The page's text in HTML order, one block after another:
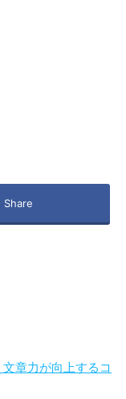
Share
章力が向上するコ